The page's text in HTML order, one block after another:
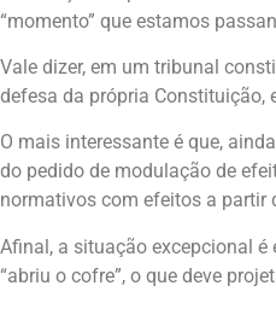
“momento” que estamos
Vale dizer, em um tribunal
defesa da própria Constituição,
O mais interessante é que,
do pedido de modulação de
normativos com efeitos a partir
Afinal, a situação excepcional é
“abriu o cofre”, o que deve